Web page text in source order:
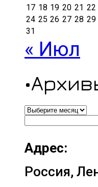
17 18 19 20 21 22
24 25 26 27 28 29
31
« Июл
•Архивы•
Адрес:
Россия,